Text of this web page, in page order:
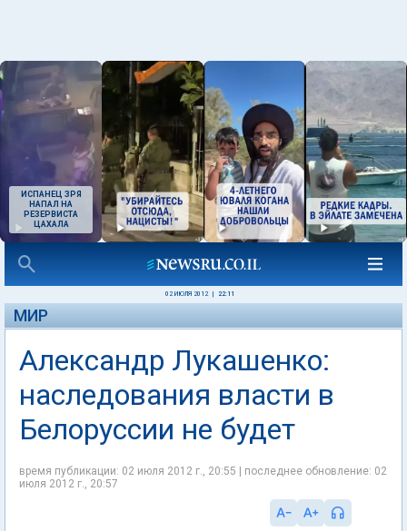
ИСПАНЕЦ ЗРЯ
НАПАЛ НА
РЕЗЕРВИСТА
ЦАХАЛА
02 ИЮЛЯ 2012 22:11
МИР
Александр Лукашенко:
наследования власти в
Белоруссии не будет
время публикации: 02 июля 2012 г., 20:55 | последнее обновление: 02
июля 2012 г., 20:57